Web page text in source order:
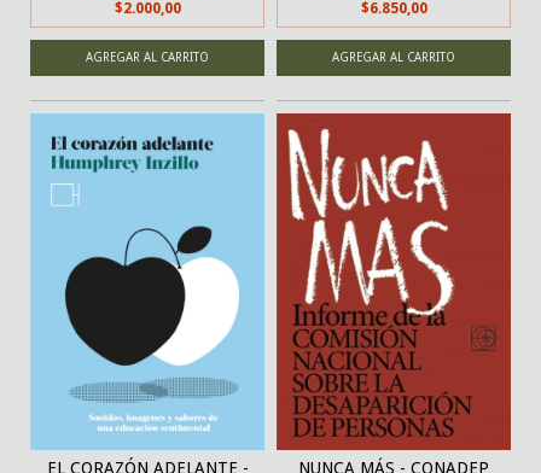
$2.000,00
$6.850,00
EL CORAZÓN ADELANTE -
NUNCA MÁS - CONADEP